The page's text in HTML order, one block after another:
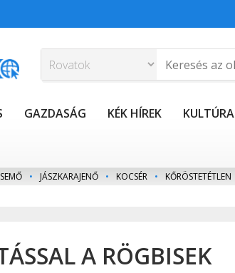
GAZDASÁG KÉK HÍREK KULTÚRA
• JÁSZKARAJENŐ • KOCSÉR • KŐRÖSTETÉTLEN
A RÖGBISEK